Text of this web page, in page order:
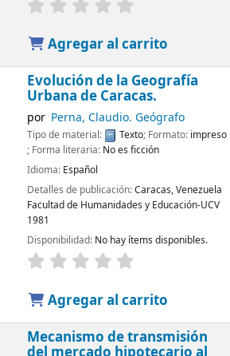
Agregar al carrito
Evolución de la Geografía
Urbana de Caracas.
por Perna, Claudio. Geógrafo
Tipo de material: Texto; Formato: impreso
; Forma literaria: No es ficción
Idioma: Español
Detalles de publicación:Caracas, Venezuela
Facultad de Humanidades y Educación-UCV
1981
Disponibilidad: No hay ítems disponibles.
Agregar al carrito
Mecanismo de transmisión